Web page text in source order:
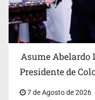
México
Asume Abelardo
Presidente de
7 de Agosto de 2026